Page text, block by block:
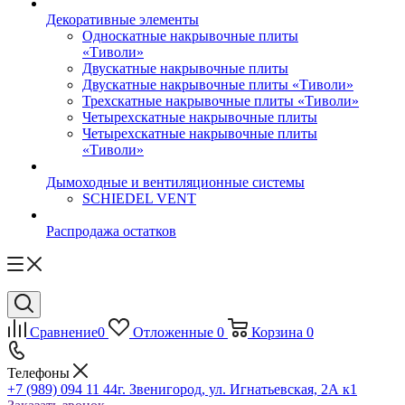
Декоративные элементы
Односкатные накрывочные плиты
«Тиволи»
Двускатные накрывочные плиты
Двускатные накрывочные плиты «Тиволи»
Трехскатные накрывочные плиты «Тиволи»
Четырехскатные накрывочные плиты
Четырехскатные накрывочные плиты
«Тиволи»
Дымоходные и вентиляционные системы
SCHIEDEL VENT
Распродажа остатков
Сравнение0 Отложенные 0 Корзина 0
Телефоны
+7 (989) 094 11 44г. Звенигород, ул. Игнатьевская, 2А к1